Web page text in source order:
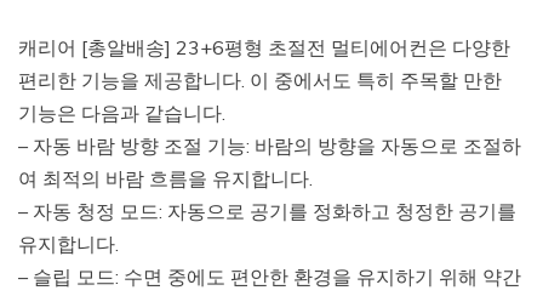
캐리어 [총알배송] 23+6평형 초절전 멀티에어컨은 다양한
편리한 기능을 제공합니다. 이 중에서도 특히 주목할 만한
기능은 다음과 같습니다.
– 자동 바람 방향 조절 기능: 바람의 방향을 자동으로 조절하
여 최적의 바람 흐름을 유지합니다.
– 자동 청정 모드: 자동으로 공기를 정화하고 청정한 공기를
유지합니다.
– 슬립 모드: 수면 중에도 편안한 환경을 유지하기 위해 약간